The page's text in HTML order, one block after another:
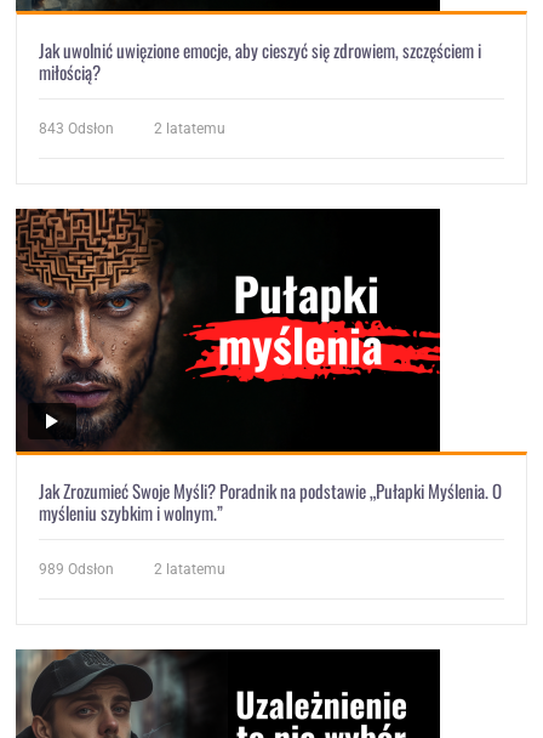
Jak uwolnić uwięzione emocje, aby cieszyć się zdrowiem, szczęściem i
miłością?
843 Odsłon 2 latatemu
Jak Zrozumieć Swoje Myśli? Poradnik na podstawie „Pułapki Myślenia. O
myśleniu szybkim i wolnym.”
989 Odsłon 2 latatemu